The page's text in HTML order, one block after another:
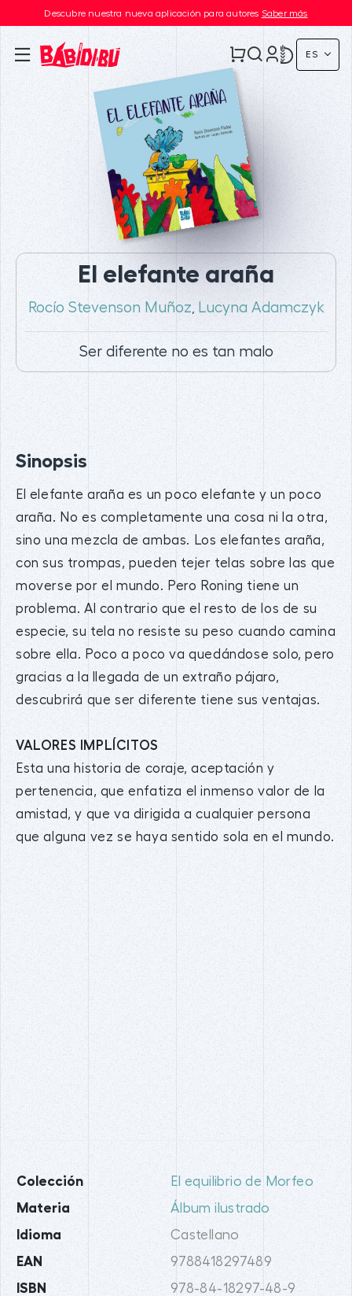
Descubre nuestra nueva aplicación para autores Saber más
ES
El elefante araña
Rocío Stevenson Muñoz Lucyna Adamczyk
Ser diferente no es tan malo
Sinopsis
El elefante araña es un poco elefante y un poco
araña. No es completamente una cosa ni la otra,
sino una mezcla de ambas. Los elefantes araña,
con sus trompas, pueden tejer telas sobre las que
moverse por el mundo. Pero Roning tiene un
problema. Al contrario que el resto de los de su
especie, su tela no resiste su peso cuando camina
sobre ella. Poco a poco va quedándose solo, pero
gracias a la llegada de un extraño pájaro,
descubrirá que ser diferente tiene sus ventajas.
VALORES IMPLÍCITOS
Esta una historia de coraje, aceptación y
pertenencia, que enfatiza el inmenso valor de la
amistad, y que va dirigida a cualquier persona
que alguna vez se haya sentido sola en el mundo.
Colección El equilibrio de Morfeo
Materia Álbum ilustrado
Idioma Castellano
EAN 9788418297489
ISBN 978-84-18297-48-9